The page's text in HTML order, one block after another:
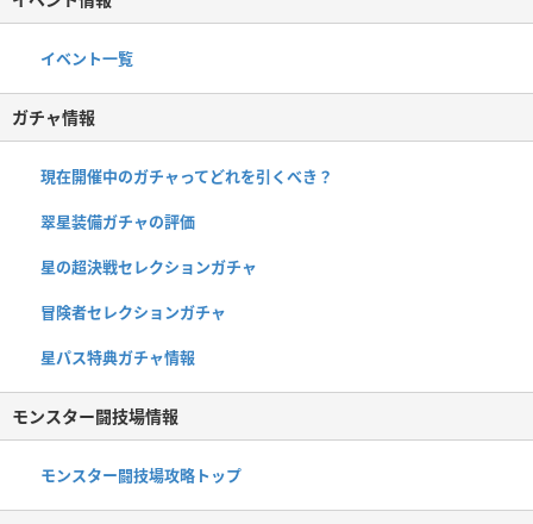
イベント一覧
ガチャ情報
現在開催中のガチャってどれを引くべき？
翠星装備ガチャの評価
星の超決戦セレクションガチャ
冒険者セレクションガチャ
星パス特典ガチャ情報
モンスター闘技場情報
モンスター闘技場攻略トップ